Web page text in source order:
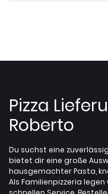
Pizza
Roberto
Du suchst eine
bietet dir eine große
hausgemachter Pasta,
Als Familienpizzeria